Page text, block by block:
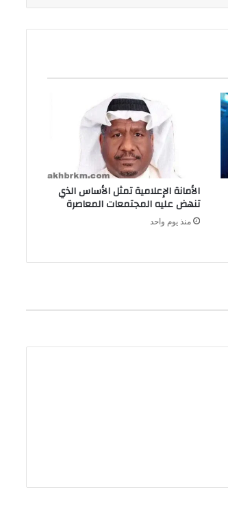
الأمانة الإعلامية تمثل الأساس الذي
تنهض عليه المجتمعات المعاصرة
منذ يوم واحد